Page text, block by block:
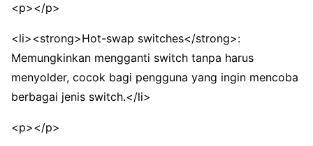
<p></p>
<li><strong>Hot-swap switches</strong>:
Memungkinkan mengganti switch tanpa harus
menyolder, cocok bagi pengguna yang ingin mencoba
berbagai jenis switch.</li>
<p></p>